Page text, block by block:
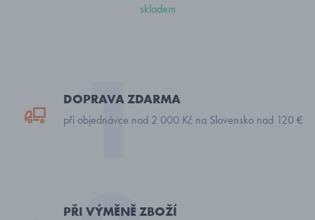
skladem
DOPRAVA ZDARMA
při objednávce nad 2 000 Kč na Slovensko nad 120 €
PŘI VÝMĚNĚ ZBOŽÍ